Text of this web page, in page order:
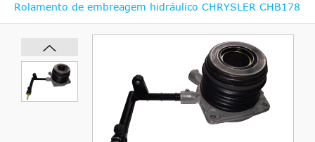
Rolamento de embreagem hidráulico CHRYSLER CHB178